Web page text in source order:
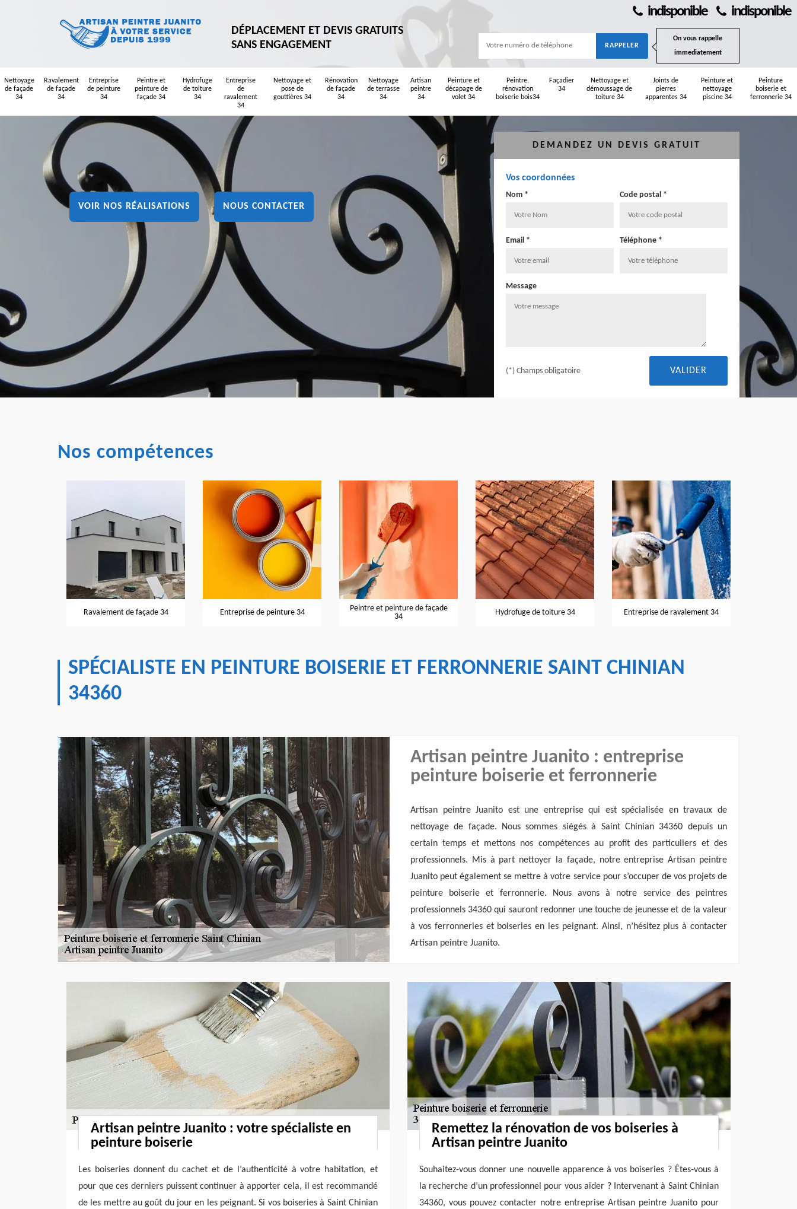
indisponible indisponible
DÉPLACEMENT ET DEVIS GRATUITS
SANS ENGAGEMENT
On vous rappelle
immediatement
Nettoyage
de façade
34
Ravalement
de façade
34
Entreprise
de peinture
34
Peintre et
peinture de
façade 34
Hydrofuge
de toiture
34
Entreprise
de
ravalement
34
Nettoyage et
pose de
gouttières 34
Rénovation
de façade
34
Nettoyage
de terrasse
34
Artisan
peintre
34
Peinture et
décapage de
volet 34
Peintre,
rénovation
boiserie bois34
Façadier
34
Nettoyage et
démoussage de
toiture 34
Joints de
pierres
apparentes 34
Peinture et
nettoyage
piscine 34
Peinture
boiserie et
ferronnerie 34
VOIR NOS RÉALISATIONS NOUS CONTACTER
DEMANDEZ UN DEVIS GRATUIT
Vos coordonnées
Nom * Code postal *
Email * Téléphone *
Message
(*) Champs obligatoire
Nos compétences
Ravalement de façade 34 Entreprise de peinture 34
Peintre et peinture de façade
34
Hydrofuge de toiture 34 Entreprise de ravalement 34
SPÉCIALISTE EN PEINTURE BOISERIE ET FERRONNERIE SAINT CHINIAN
34360
Artisan peintre Juanito : entreprise
peinture boiserie et ferronnerie
Artisan peintre Juanito est une entreprise qui est spécialisée en travaux de
nettoyage de façade. Nous sommes siégés à Saint Chinian 34360 depuis un
certain temps et mettons nos compétences au profit des particuliers et des
professionnels. Mis à part nettoyer la façade, notre entreprise Artisan peintre
Juanito peut également se mettre à votre service pour s’occuper de vos projets de
peinture boiserie et ferronnerie. Nous avons à notre service des peintres
professionnels 34360 qui sauront redonner une touche de jeunesse et de la valeur
à vos ferronneries et boiseries en les peignant. Ainsi, n’hésitez plus à contacter
Artisan peintre Juanito.
Artisan peintre Juanito : votre spécialiste en
peinture boiserie
Les boiseries donnent du cachet et de l’authenticité à votre habitation, et
pour que ces derniers puissent continuer à apporter cela, il est recommandé
de les mettre au goût du jour en les peignant. Si vos boiseries à Saint Chinian
Remettez la rénovation de vos boiseries à
Artisan peintre Juanito
Souhaitez-vous donner une nouvelle apparence à vos boiseries ? Êtes-vous à
la recherche d’un professionnel pour vous aider ? Intervenant à Saint Chinian
34360, vous pouvez contacter notre entreprise Artisan peintre Juanito pour